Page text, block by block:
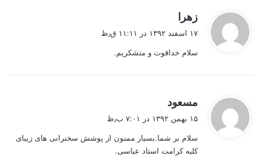
زهرا
:
۱۷ اسفند ۱۳۹۲ در ۱۱:۱۱ ق٫ظ
سلام خداقوت و متشكريم.
مسعود
:
۱۵ بهمن ۱۳۹۲ در ۷:۰۱ ب٫ظ
سلام بر شما.بسیار ممنون از پوشش سخنرانی های زیبای
کلبه کرامت استاد عباسی.